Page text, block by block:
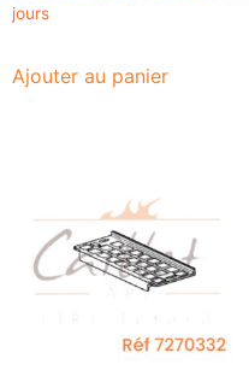
jours
Ajouter au panier